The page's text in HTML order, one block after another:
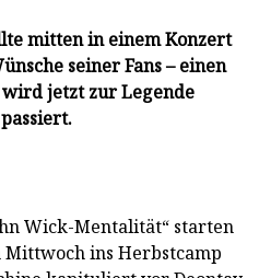
mitten in einem Konzert
seiner Fans – einen
wird jetzt zur Legende
Wick-Mentalität“ starten
Mittwoch ins Herbstcamp